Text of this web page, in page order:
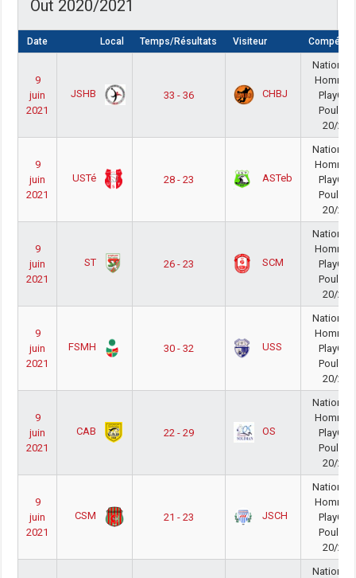
Out 2020/2021
Date Local Temps/Résultats Visiteur
9
juin
2021
JSHB 33 - 36 CHBJ
National
PlayOut
Poule A
20/21
9
juin
2021
USTé 28 - 23 ASTeb
National
PlayOut
Poule B
20/21
9
juin
2021
ST 26 - 23 SCM
National
PlayOut
Poule A
20/21
9
juin
2021
FSMH 30 - 32 USS
National
PlayOut
Poule B
20/21
9
juin
2021
CAB 22 - 29 OS
National
PlayOut
Poule A
20/21
9
juin
2021
CSM 21 - 23 JSCH
National
PlayOut
Poule B
20/21
National